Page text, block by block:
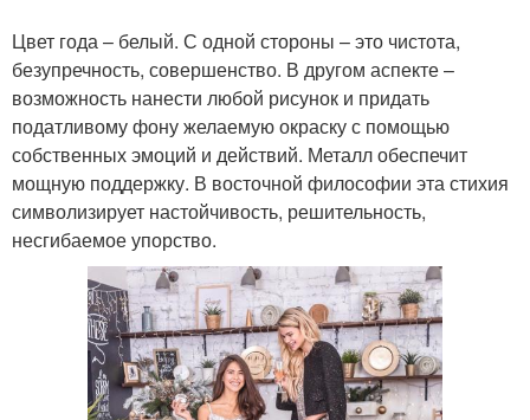
Цвет года – белый. С одной стороны – это чистота,
безупречность, совершенство. В другом аспекте –
возможность нанести любой рисунок и придать
податливому фону желаемую окраску с помощью
собственных эмоций и действий. Металл обеспечит
мощную поддержку. В восточной философии эта стихия
символизирует настойчивость, решительность,
несгибаемое упорство.